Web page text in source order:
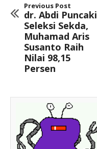
Previous Post
dr. Abdi Puncaki
Seleksi Sekda,
Muhamad Aris
Susanto Raih
Nilai 98,15
Persen